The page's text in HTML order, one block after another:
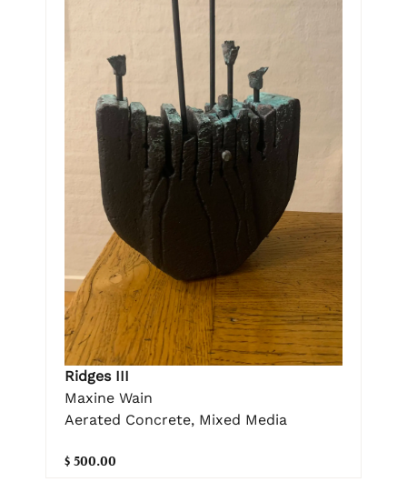
Ridges III
Maxine Wain
Aerated Concrete, Mixed Media
$ 500.00